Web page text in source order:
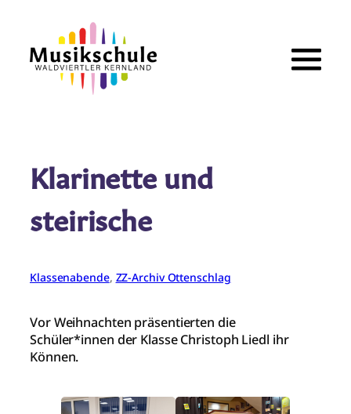
springen
Klarinette und
steirische
Klassenabende, ZZ-Archiv Ottenschlag
Vor Weihnachten präsentierten die
Schüler*innen der Klasse Christoph Liedl ihr
Können.